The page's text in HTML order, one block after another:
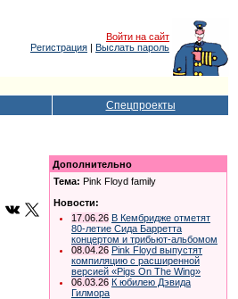
Войти на сайт
Регистрация | Выслать пароль
Спецпроекты
Дополнительно
Тема: Pink Floyd family
Новости:
17.06.26 В Кембридже отметят
80-летие Сида Барретта
концертом и трибьют-альбомом
08.04.26 Pink Floyd выпустят
компиляцию с расширенной
версией «Pigs On The Wing»
06.03.26 К юбилею Дэвида
Гилмора